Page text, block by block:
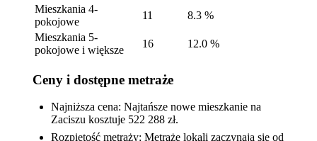
Mieszkania 4-
pokojowe
11
8.3 %
Mieszkania 5-
pokojowe i większe
16 12.0 %
Ceny i dostępne metraże
Najniższa cena: Najtańsze nowe mieszkanie na
Zaciszu kosztuje 522 288 zł.
Rozpiętość metraży: Metraże lokali zaczynają się od